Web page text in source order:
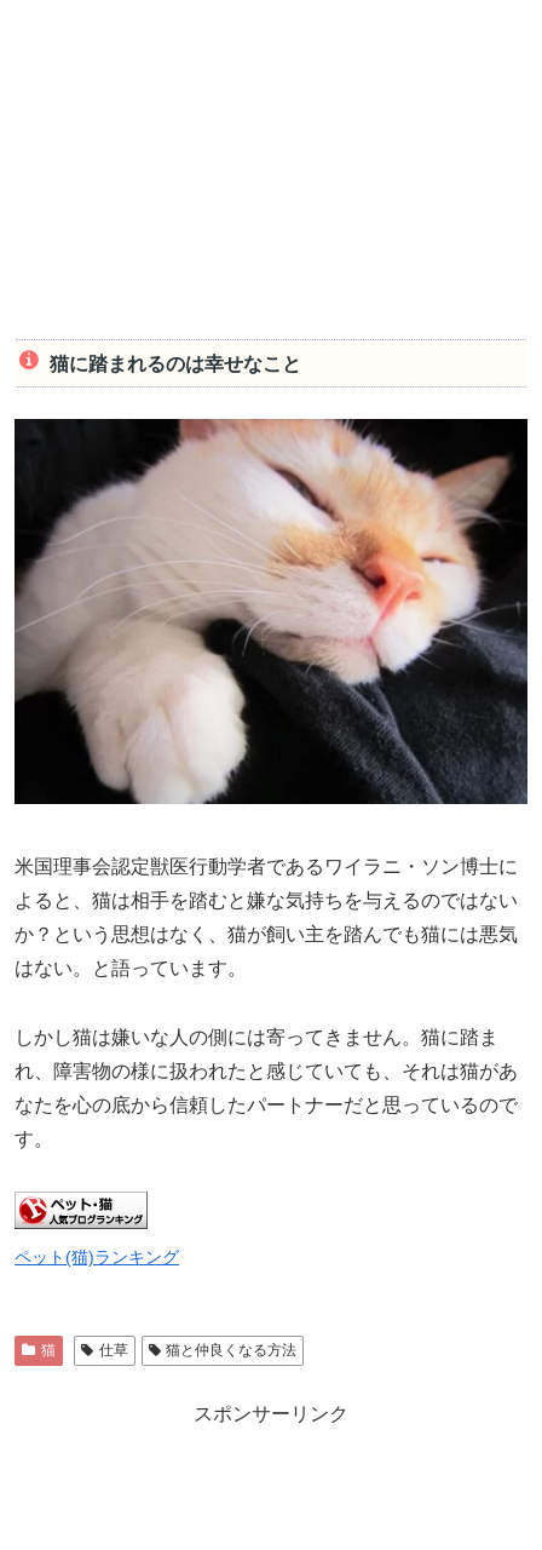
猫に踏まれるのは幸せなこと
米国理事会認定獣医行動学者であるワイラニ・ソン博士に
よると、猫は相手を踏むと嫌な気持ちを与えるのではない
か？という思想はなく、猫が飼い主を踏んでも猫には悪気
はない。と語っています。
しかし猫は嫌いな人の側には寄ってきません。猫に踏ま
れ、障害物の様に扱われたと感じていても、それは猫があ
なたを心の底から信頼したパートナーだと思っているので
す。
ペット(猫)ランキング
猫 仕草 猫と仲良くなる方法
スポンサーリンク